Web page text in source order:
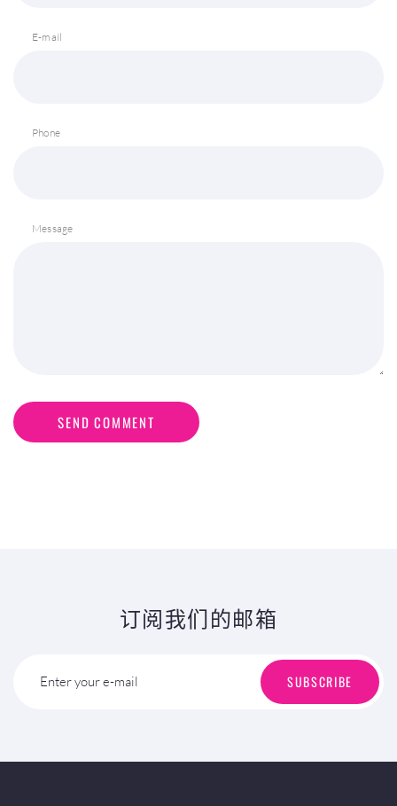
E-mail
Phone
Message
SEND COMMENT
订阅我们的邮箱
Enter your e-mail SUBSCRIBE